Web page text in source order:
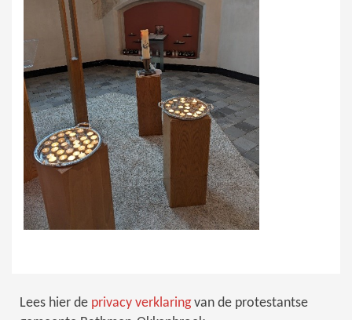
Lees hier de privacy verklaringvan de protestantse